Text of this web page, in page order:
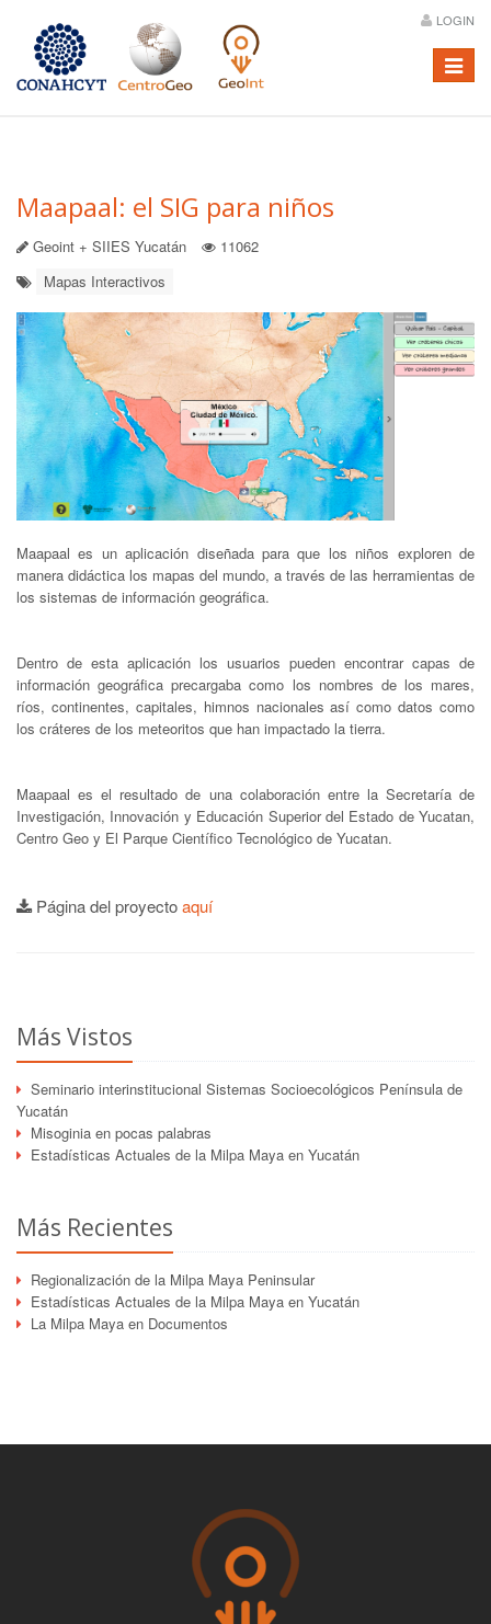
LOGIN
Menú
Maapaal: el SIG para niños
Geoint + SIIES Yucatán
11062
Mapas Interactivos
Maapaal es un aplicación diseñada para que los niños exploren de
manera didáctica los mapas del mundo, a través de las herramientas de
los sistemas de información geográfica.
Dentro de esta aplicación los usuarios pueden encontrar capas de
información geográfica precargaba como los nombres de los mares,
ríos, continentes, capitales, himnos nacionales así como datos como
los cráteres de los meteoritos que han impactado la tierra.
Maapaal es el resultado de una colaboración entre la Secretaría de
Investigación, Innovación y Educación Superior del Estado de Yucatan,
Centro Geo y El Parque Científico Tecnológico de Yucatan.
Página del proyectoaquí
Más Vistos
Seminario interinstitucional Sistemas Socioecológicos Península de
Yucatán
Misoginia en pocas palabras
Estadísticas Actuales de la Milpa Maya en Yucatán
Más Recientes
Regionalización de la Milpa Maya Peninsular
Estadísticas Actuales de la Milpa Maya en Yucatán
La Milpa Maya en Documentos